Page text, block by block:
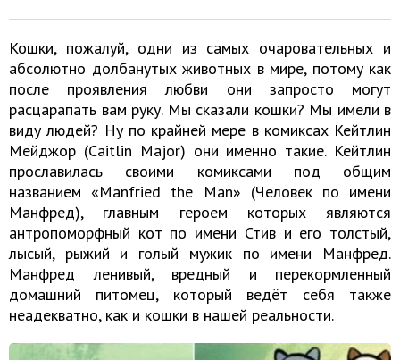
Кошки, пожалуй, одни из самых очаровательных и
абсолютно долбанутых животных в мире, потому как
после проявления любви они запросто могут
расцарапать вам руку. Мы сказали кошки? Мы имели в
виду людей? Ну по крайней мере в комиксах Кейтлин
Мейджор (Caitlin Major) они именно такие. Кейтлин
прославилась своими комиксами под общим
названием «Manfried the Man» (Человек по имени
Манфред), главным героем которых являются
антропоморфный кот по имени Стив и его толстый,
лысый, рыжий и гoлый мужик по имени Манфред.
Манфред ленивый, вредный и перекормленный
домашний питомец, который ведёт себя также
неадекватно, как и кошки в нашей реальности.